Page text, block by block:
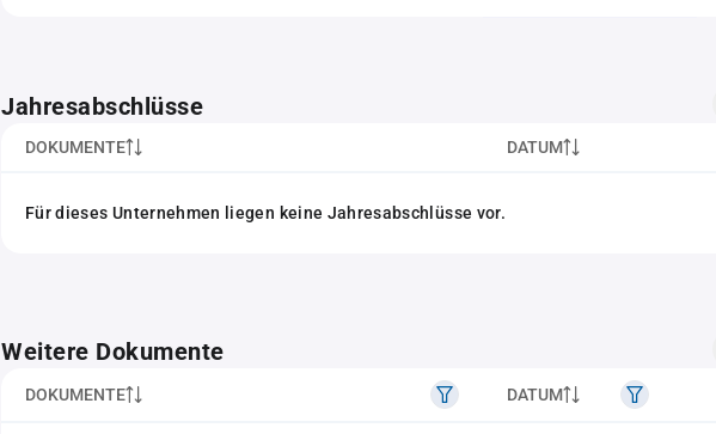
Jahresabschlüsse
DOKUMENTE DATUM
Für dieses Unternehmen liegen keine Jahresabschlüsse vor.
Weitere Dokumente
DOKUMENTE DATUM